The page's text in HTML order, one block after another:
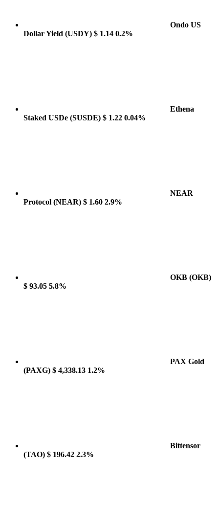
Ondo US
Dollar Yield (USDY) $ 1.14 0.2%
Ethena
Staked USDe (SUSDE) $ 1.22 0.04%
NEAR
Protocol (NEAR) $ 1.60 2.9%
OKB (OKB)
$ 93.05 5.8%
PAX Gold
(PAXG) $ 4,338.13 1.2%
Bittensor
(TAO) $ 196.42 2.3%